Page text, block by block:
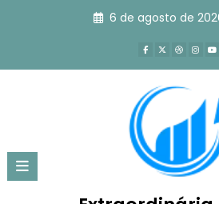
6 de agosto de
Tag: o que é